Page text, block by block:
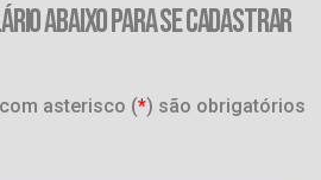
ABAIXO PARA SE CADASTRAR
asterisco (*) são obrigatórios